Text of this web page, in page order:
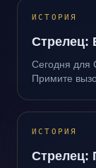
ИСТОРИЯ
Стрелец:
Сегодня для
Примите
ИСТОРИЯ
Стрелец: